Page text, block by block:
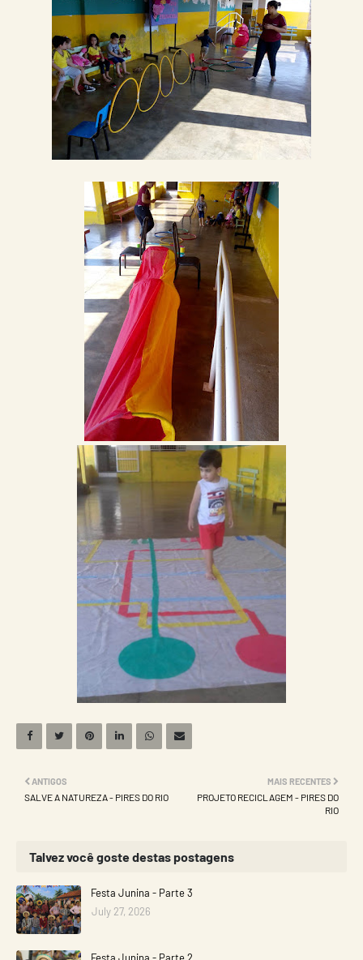
MAIS RECENTES
PROJETO RECICLAGEM - PIRES DO
RIO
ANTIGOS
SALVE A NATUREZA - PIRES DO RIO
Talvez você goste destas postagens
Festa Junina - Parte 3
July 27, 2026